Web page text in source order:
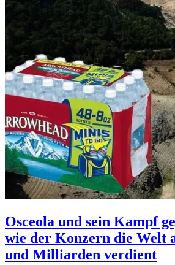
Osceola und sein Kampf
wie der Konzern die Welt
und Milliarden verdient